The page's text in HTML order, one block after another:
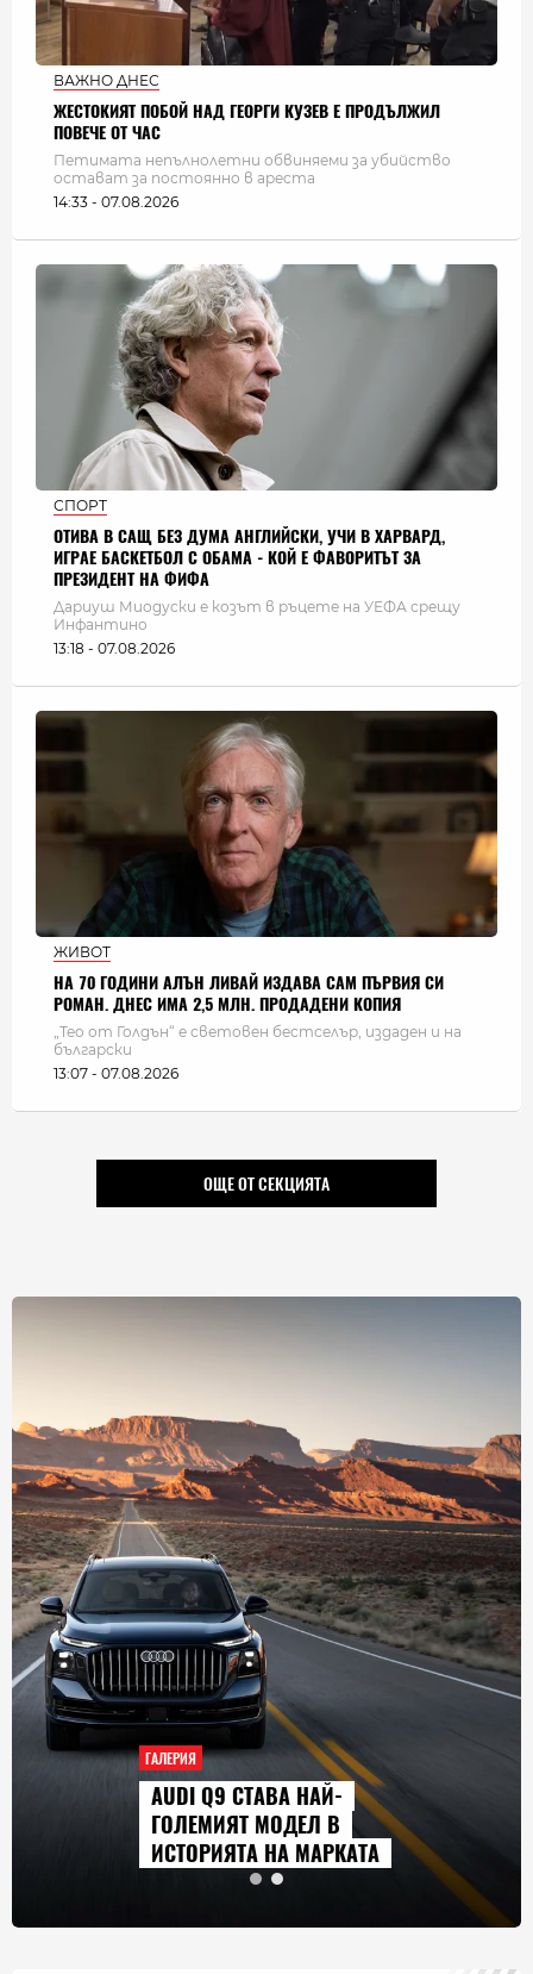
ВАЖНО ДНЕС
ЖЕСТОКИЯТ ПОБОЙ НАД ГЕОРГИ КУЗЕВ Е ПРОДЪЛЖИЛ
ПОВЕЧЕ ОТ ЧАС
Петимата непълнолетни обвиняеми за убийство
остават за постоянно в ареста
14:33 - 07.08.2026
СПОРТ
ОТИВА В САЩ БЕЗ ДУМА АНГЛИЙСКИ, УЧИ В ХАРВАРД,
ИГРАЕ БАСКЕТБОЛ С ОБАМА - КОЙ Е ФАВОРИТЪТ ЗА
ПРЕЗИДЕНТ НА ФИФА
Дариуш Миодуски е козът в ръцете на УЕФА срещу
Инфантино
13:18 - 07.08.2026
ЖИВОТ
НА 70 ГОДИНИ АЛЪН ЛИВАЙ ИЗДАВА САМ ПЪРВИЯ СИ
РОМАН. ДНЕС ИМА 2,5 МЛН. ПРОДАДЕНИ КОПИЯ
„Тео от Голдън“ е световен бестселър, издаден и на
български
13:07 - 07.08.2026
ОЩЕ ОТ СЕКЦИЯТА
ГАЛЕРИЯ
AUDI Q9 СТАВА НАЙ-
ГОЛЕМИЯТ МОДЕЛ В
ИСТОРИЯТА НА МАРКАТА